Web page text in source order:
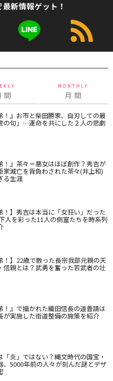
新情報ゲット！
間
MONTHLY
月 間
！』お市と柴田勝家、自刃しての最
の句」…運命を共にした２人の悲劇
！』茶々＝悪女はほぼ創作？秀吉が
家滅亡を背負わされた茶々(井上和)
る生涯
！】秀吉は本当に「女狂い」だった
人を彩った11人の側室たちを時系列
！】22歳で散った長宗我部元親の天
信親とは？武勇を奮った若武者の壮
！』で描かれた織田信長の道普請は
が実施した街道整備の施策を紹介
「炎」ではない？縄文時代の国宝・
、5000年前の人々が刻んだ謎とデザ